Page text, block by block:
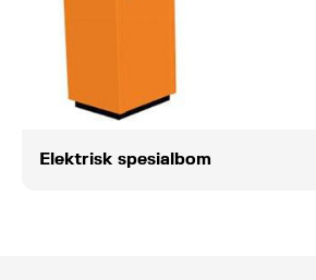
Elektrisk spesialbom